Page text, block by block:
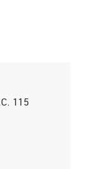
115